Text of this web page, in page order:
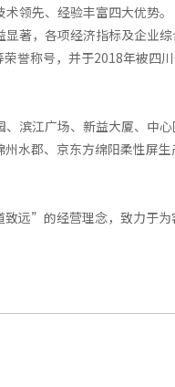
领先、经验丰富四大优势。
显著，各项经济指标及企
称号，并于2018年被四川
、滨江广场、新益大厦、中
水郡、京东方绵阳柔性屏
远”的经营理念，致力于为